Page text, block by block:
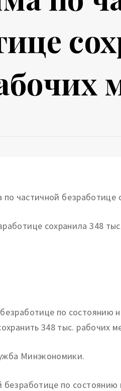
сохранила 348
по состоянию
348 тыс. рабочих
Минэкономики.
безработице по